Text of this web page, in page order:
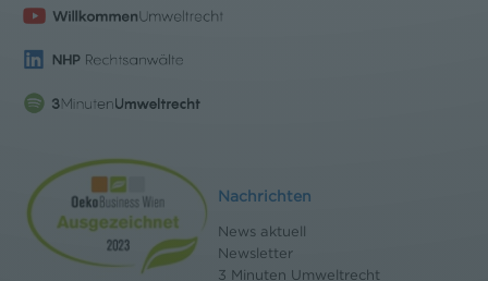
Nachrichten
News aktuell
Newsletter
3 Minuten Umweltrecht